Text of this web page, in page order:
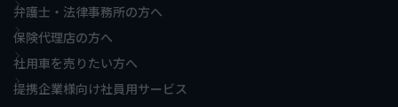
弁護士・法律事務所の方へ
保険代理店の方へ
社用車を売りたい方へ
提携企業様向け社員用サービス